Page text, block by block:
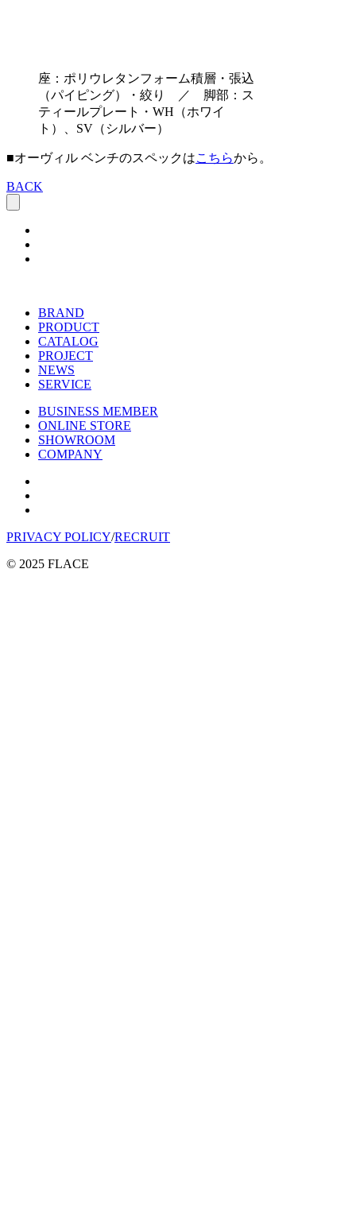
座：ポリウレタンフォーム積層・張込
（パイピング）・絞り ／ 脚部：ス
ティールプレート・WH（ホワイ
ト）、SV（シルバー）
■オーヴィル ベンチのスペックはこちらから。
BACK
BRAND
PRODUCT
CATALOG
PROJECT
NEWS
SERVICE
BUSINESS MEMBER
ONLINE STORE
SHOWROOM
COMPANY
PRIVACY POLICY/RECRUIT
© 2025 FLACE